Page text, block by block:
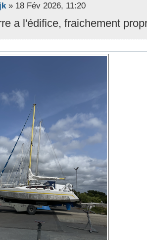
» 18 Fév 2026, 11:20
a l'édifice, fraichement